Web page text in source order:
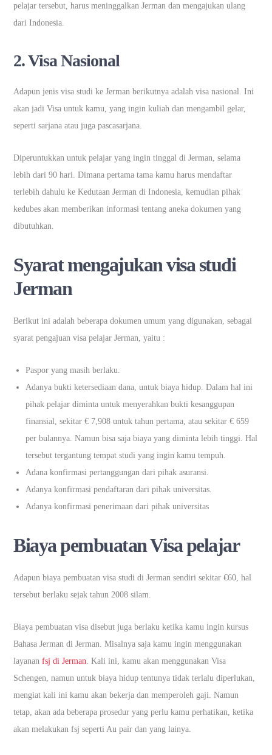
pelajar tersebut, harus meninggalkan Jerman dan mengajukan ulang
dari Indonesia.
2. Visa Nasional
Adapun jenis visa studi ke Jerman berikutnya adalah visa nasional. Ini
akan jadi Visa untuk kamu, yang ingin kuliah dan mengambil gelar,
seperti sarjana atau juga pascasarjana.
Diperuntukkan untuk pelajar yang ingin tinggal di Jerman, selama
lebih dari 90 hari. Dimana pertama tama kamu harus mendaftar
terlebih dahulu ke Kedutaan Jerman di Indonesia, kemudian pihak
kedubes akan memberikan informasi tentang aneka dokumen yang
dibutuhkan.
Syarat mengajukan visa studi
Jerman
Berikut ini adalah beberapa dokumen umum yang digunakan, sebagai
syarat pengajuan visa pelajar Jerman, yaitu :
Paspor yang masih berlaku.
Adanya bukti ketersediaan dana, untuk biaya hidup. Dalam hal ini
pihak pelajar diminta untuk menyerahkan bukti kesanggupan
finansial, sekitar € 7,908 untuk tahun pertama, atau sekitar € 659
per bulannya. Namun bisa saja biaya yang diminta lebih tinggi. Hal
tersebut tergantung tempat studi yang ingin kamu tempuh.
Adana konfirmasi pertanggungan dari pihak asuransi.
Adanya konfirmasi pendaftaran dari pihak universitas.
Adanya konfirmasi penerimaan dari pihak universitas
Biaya pembuatan Visa pelajar
Adapun biaya pembuatan visa studi di Jerman sendiri sekitar €60, hal
tersebut berlaku sejak tahun 2008 silam.
Biaya pembuatan visa disebut juga berlaku ketika kamu ingin kursus
Bahasa Jerman di Jerman. Misalnya saja kamu ingin menggunakan
layananfsj di Jerman . Kali ini, kamu akan menggunakan Visa
Schengen, namun untuk biaya hidup tentunya tidak terlalu diperlukan,
mengiat kali ini kamu akan bekerja dan memperoleh gaji. Namun
tetap, akan ada beberapa prosedur yang perlu kamu perhatikan, ketika
akan melakukan fsj seperti Au pair dan yang lainya.